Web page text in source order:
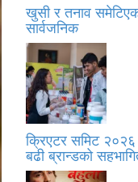
खुसी र तनाव
सार्वजनिक
क्रिएटर समिट
बढी ब्रान्डको